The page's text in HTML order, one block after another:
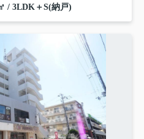
/ 3LDK＋S(納戸)